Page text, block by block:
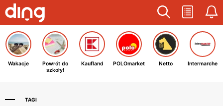
Wakacje
Powrót do
szkoły!
Kaufland POLOmarket Netto Intermarche
TAGI